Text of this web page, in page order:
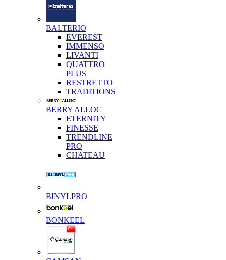
BALTERIO
EVEREST
IMMENSO
LIVANTI
QUATTRO
PLUS
RESTRETTO
TRADITIONS
BERRY ALLOC
ETERNITY
FINESSE
TRENDLINE
PRO
CHATEAU
BINYLPRO
BONKEEL